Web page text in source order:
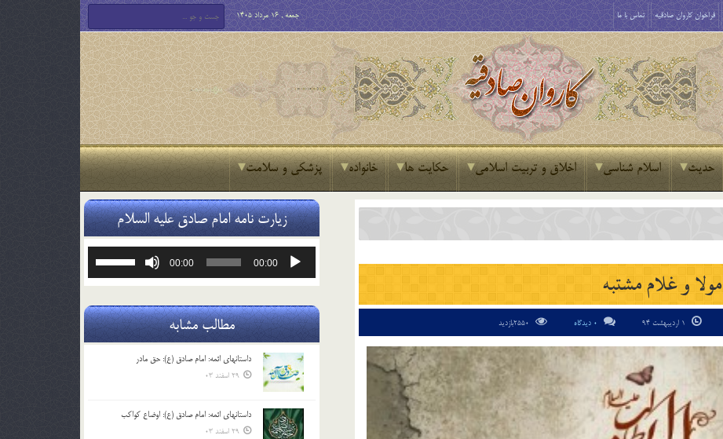
فراخوان کاروان صادقیه تماس با ما جمعه , 16 مرداد 1405
حدیث اسلام شناسی اخلاق و تربیت اسلامی حکایت ها خانواده پزشکی و سلامت
مولا و غلام مشتبه
0 دیدگاه
زیارت نامه امام صادق علیه السلام
پخش‌کننده
00:00
00:00
یا
صدا
کلیدهای
مطالب مشابه
داستانهای ائمه: امام صادق (ع): حق مادر
29 اسفند 03
داستانهای ائمه: امام صادق (ع): اوضاع کواکب
29 اسفند 03